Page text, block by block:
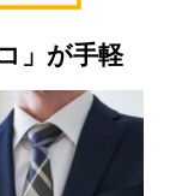
」が手軽